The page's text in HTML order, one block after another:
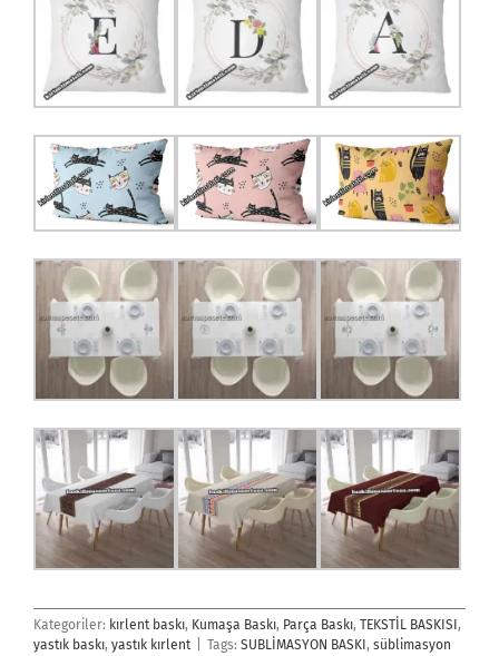
Kategoriler: kırlent baskı, Kumaşa Baskı, Parça Baskı, TEKSTİL BASKISI ,
yastık baskı, yastık kırlent Tags: SUBLİMASYON BASKI , süblimasyon